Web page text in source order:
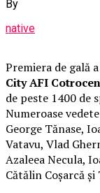
By
native
Premiera de gală
City AFI
de peste 1400 de
Numeroase
George Tănase,
Vatavu, Vlad
Azaleea Necula,
Cătălin Coșarcă